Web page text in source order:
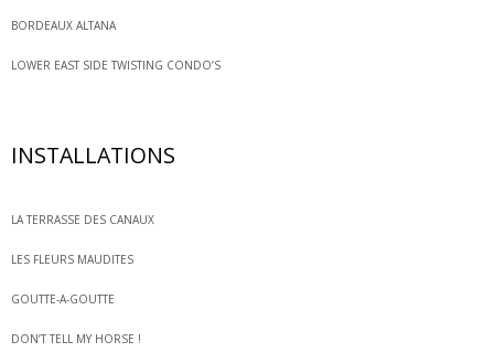
BORDEAUX ALTANA
LOWER EAST SIDE TWISTING CONDO’S
INSTALLATIONS
LA TERRASSE DES CANAUX
LES FLEURS MAUDITES
GOUTTE-A-GOUTTE
DON’T TELL MY HORSE !